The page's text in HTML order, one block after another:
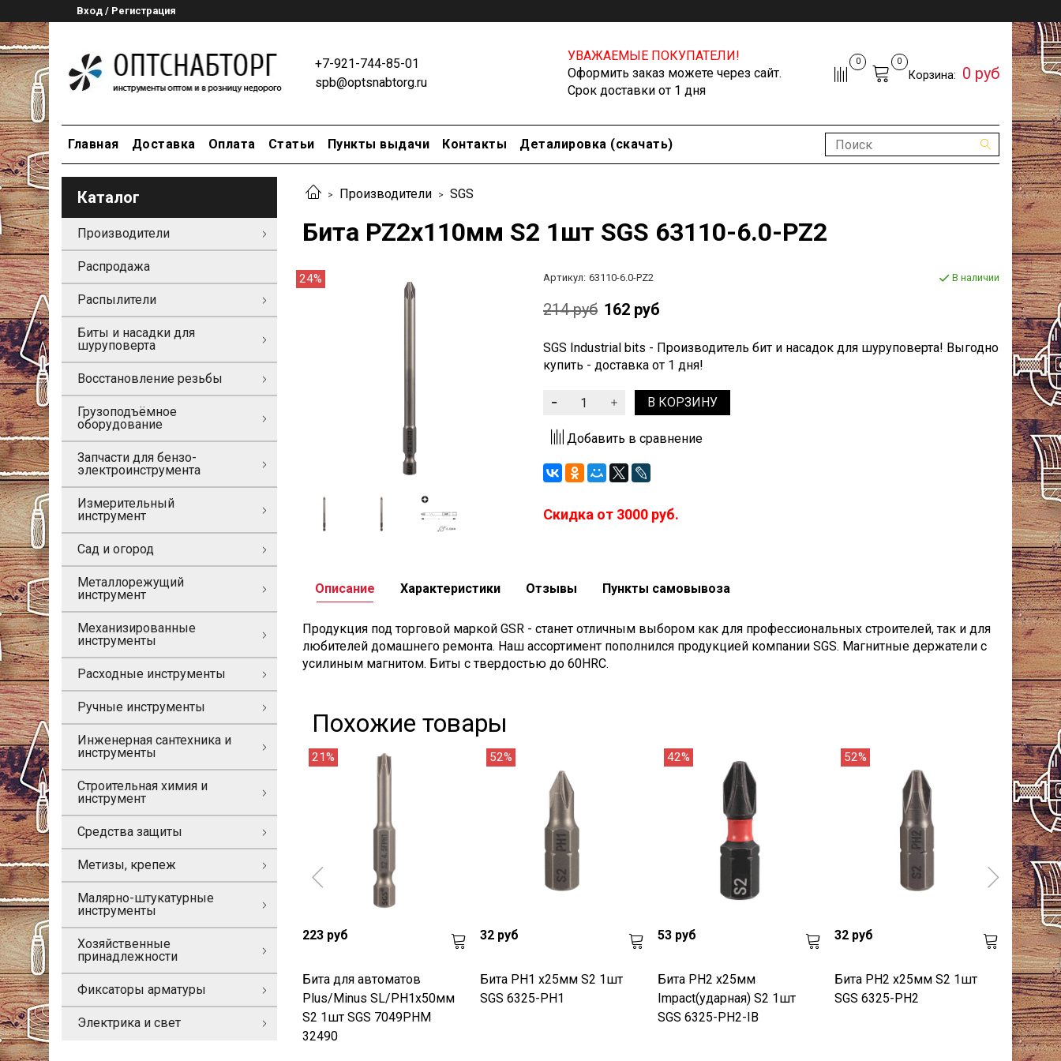
Вход / Регистрация
+7-921-744-85-01
spb@optsnabtorg.ru
УВАЖАЕМЫЕ ПОКУПАТЕЛИ!
Оформить заказ можете через сайт.
Срок доставки от 1 дня
0 0
Корзина: 0 руб
Главная Доставка Оплата Статьи Пункты выдачи Контакты Деталировка (скачать)
Производители SGS
Бита PZ2х110мм S2 1шт SGS 63110-6.0-PZ2
24% Артикул: 63110-6.0-PZ2 В наличии
214 руб 162 руб
SGS Industrial bits - Производитель бит и насадок для шуруповерта! Выгодно
купить - доставка от 1 дня!
В КОРЗИНУ
Добавить в сравнение
Скидка от 3000 руб.
Описание
Продукция под торговой маркой GSR - станет отличным выбором как для профессиональных строителей, так и для
любителей домашнего ремонта. Наш ассортимент пополнился продукцией компании SGS. Магнитные держатели с
усилиным магнитом. Биты с твердостью до 60HRC.
Характеристики Отзывы Пункты самовывоза
Похожие товары
21%
223 руб
Бита для автоматов
Plus/Minus SL/PH1х50мм
S2 1шт SGS 7049PHM
32490
52%
32 руб
Бита PH1 х25мм S2 1шт
SGS 6325-PH1
42%
53 руб
Бита PH2 х25мм
Impact(ударная) S2 1шт
SGS 6325-PH2-IB
52%
32 руб
Бита PH2 х25мм S2 1шт
SGS 6325-PH2
31%
97 руб
Бита
SGS
Каталог
Производители
Распродажа
Распылители
Биты и насадки для
шуруповерта
Восстановление резьбы
Грузоподъёмное
оборудование
Запчасти для бензо-
электроинструмента
Измерительный
инструмент
Сад и огород
Металлорежущий
инструмент
Механизированные
инструменты
Расходные инструменты
Ручные инструменты
Инженерная сантехника и
инструменты
Строительная химия и
инструмент
Средства защиты
Метизы, крепеж
Малярно-штукатурные
инструменты
Хозяйственные
принадлежности
Фиксаторы арматуры
Электрика и свет